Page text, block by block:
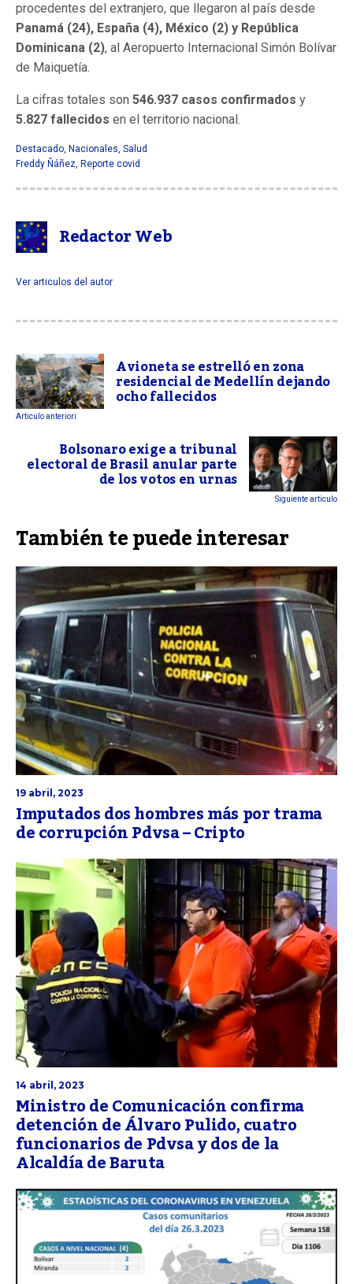
procedentes del extranjero, que llegaron al país desde
Panamá (24), España (4), México (2) y República
Dominicana (2), al Aeropuerto Internacional Simón Bolívar
de Maiquetía.
La cifras totales son 546.937 casos confirmados y
5.827 fallecidos en el territorio nacional.
Destacado, Nacionales, Salud
Freddy Ñáñez, Reporte covid
Redactor Web
Ver articulos del autor
Avioneta se estrelló en zona
residencial de Medellín dejando
ocho fallecidos
Articulo anteriori
Bolsonaro exige a tribunal
electoral de Brasil anular parte
de los votos en urnas
Siguiente articulo
También te puede interesar
19 abril, 2023
Imputados dos hombres más por trama
de corrupción Pdvsa – Cripto
14 abril, 2023
Ministro de Comunicación confirma
detención de Álvaro Pulido, cuatro
funcionarios de Pdvsa y dos de la
Alcaldía de Baruta